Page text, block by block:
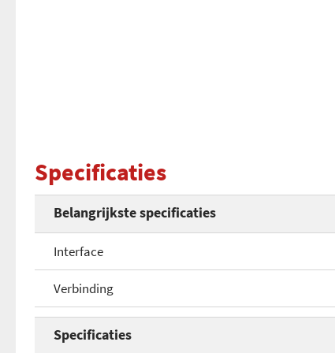
Specificaties
Belangrijkste specificaties
Interface
Verbinding
Specificaties